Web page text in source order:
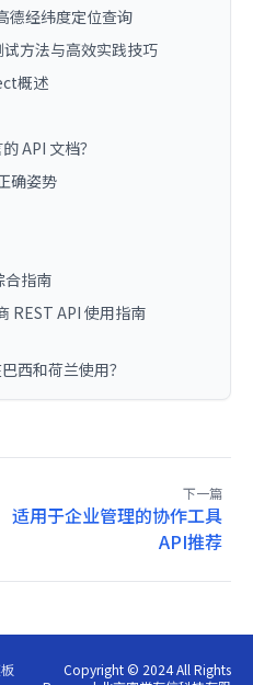
德经纬度定位查询
方法与高效实践技巧
概述
API 文档？
确姿势
合指南
REST API 使用指南
西和荷兰使用？
下一篇
适用于企业管理的协作工具
API推荐
Copyright © 2024 All Rights